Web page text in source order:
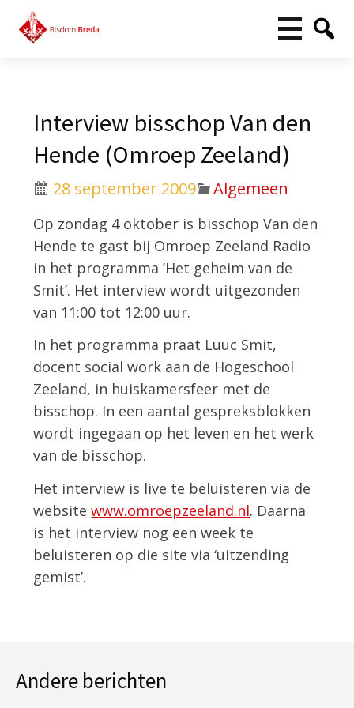
Interview bisschop Van den
Hende (Omroep Zeeland)
28 september 2009 Algemeen
Op zondag 4 oktober is bisschop Van den
Hende te gast bij Omroep Zeeland Radio
in het programma ‘Het geheim van de
Smit’. Het interview wordt uitgezonden
van 11:00 tot 12:00 uur.
In het programma praat Luuc Smit,
docent social work aan de Hogeschool
Zeeland, in huiskamersfeer met de
bisschop. In een aantal gespreksblokken
wordt ingegaan op het leven en het werk
van de bisschop.
Het interview is live te beluisteren via de
websitewww.omroepzeeland.nl. Daarna
is het interview nog een week te
beluisteren op die site via ‘uitzending
gemist’.
Andere berichten